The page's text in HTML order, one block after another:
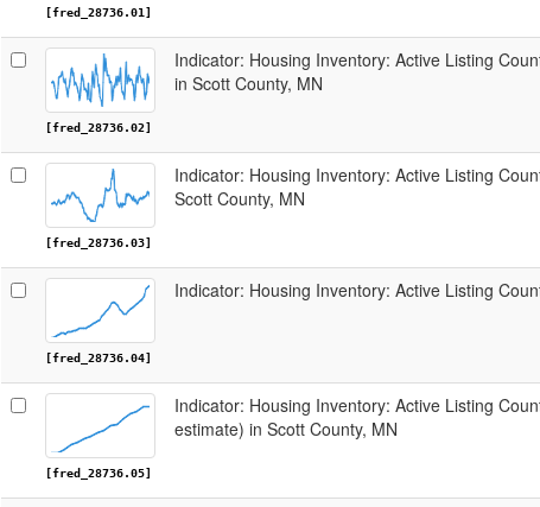
[fred_28736.01]
[fred_28736.02]
Indicator: Housing Inventory: Active Listing
in Scott County, MN
[fred_28736.03]
Indicator: Housing Inventory: Active Listing
Scott County, MN
[fred_28736.04]
Indicator: Housing Inventory: Active Listing
[fred_28736.05]
Indicator: Housing Inventory: Active Listing
estimate) in Scott County, MN